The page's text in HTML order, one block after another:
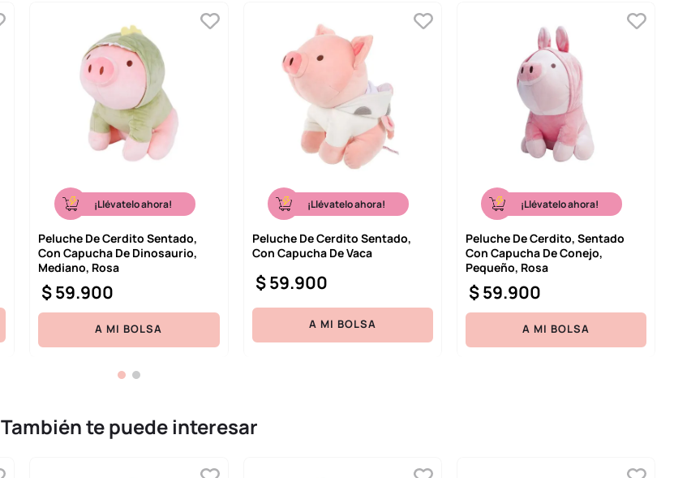
¡Llévatelo ahora!
Peluche De Cerdito Sentado,
Con Capucha De Dinosaurio,
Mediano, Rosa
$59.900
A MI BOLSA
¡Llévatelo ahora!
Peluche De Cerdito Sentado,
Con Capucha De Vaca
$59.900
A MI BOLSA
¡Llévatelo ahora!
Peluche De Cerdito, Sentado
Con Capucha De Conejo,
Pequeño, Rosa
$59.900
A MI BOLSA
También te puede interesar